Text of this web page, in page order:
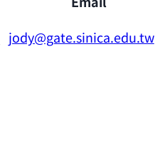
jody@gate.sinica.edu.tw